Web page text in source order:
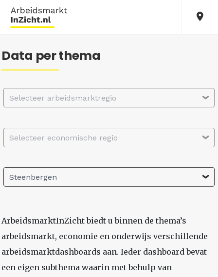
Data per thema
Selecteer arbeidsmarktregio
Selecteer economische regio
Steenbergen
ArbeidsmarktInZicht biedt u binnen de thema’s
arbeidsmarkt, economie en onderwijs verschillende
arbeidsmarktdashboards aan. Ieder dashboard bevat
een eigen subthema waarin met behulp van